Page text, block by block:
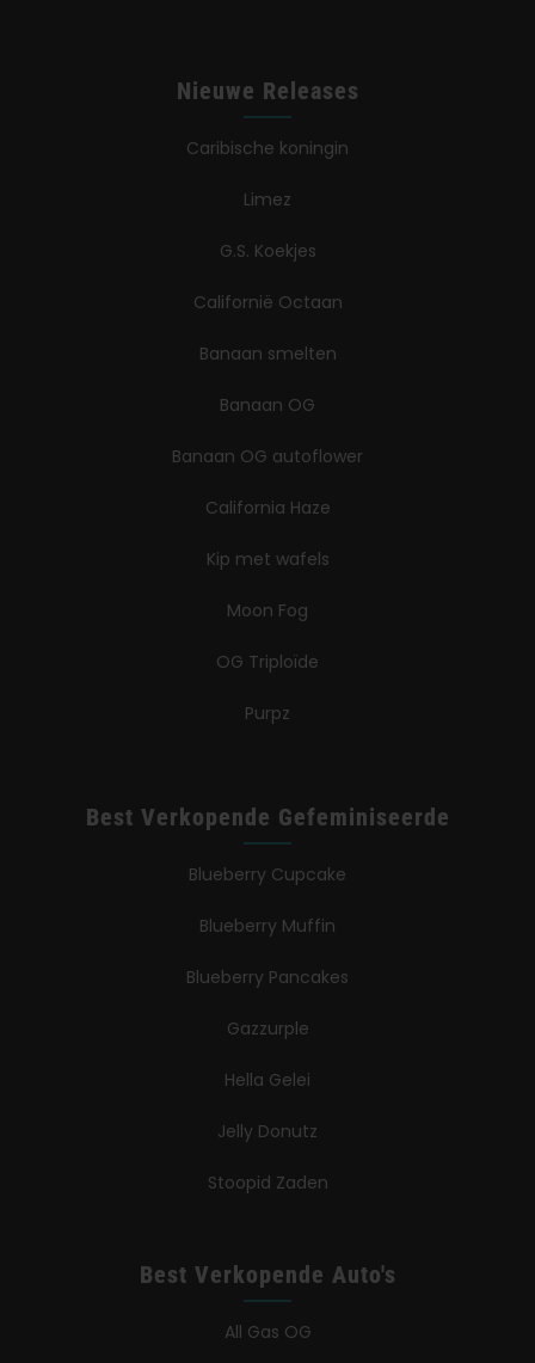
Nieuwe Releases
Caribische koningin
Limez
G.S. Koekjes
Californië Octaan
Banaan smelten
Banaan OG
Banaan OG autoflower
California Haze
Kip met wafels
Moon Fog
OG Triploïde
Purpz
Best Verkopende Gefeminiseerde
Blueberry Cupcake
Blueberry Muffin
Blueberry Pancakes
Gazzurple
Hella Gelei
Jelly Donutz
Stoopid Zaden
Best Verkopende Auto's
All Gas OG